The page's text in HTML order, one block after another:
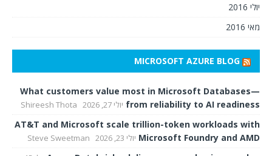
יולי 2016
מאי 2016
MICROSOFT AZURE BLOG
What customers value most in Microsoft Databases—
from reliability to AI readiness יולי 27, 2026 Shireesh Thota
AT&T and Microsoft scale trillion-token workloads with
Microsoft Foundry and AMD יולי 23, 2026 Steve Sweetman